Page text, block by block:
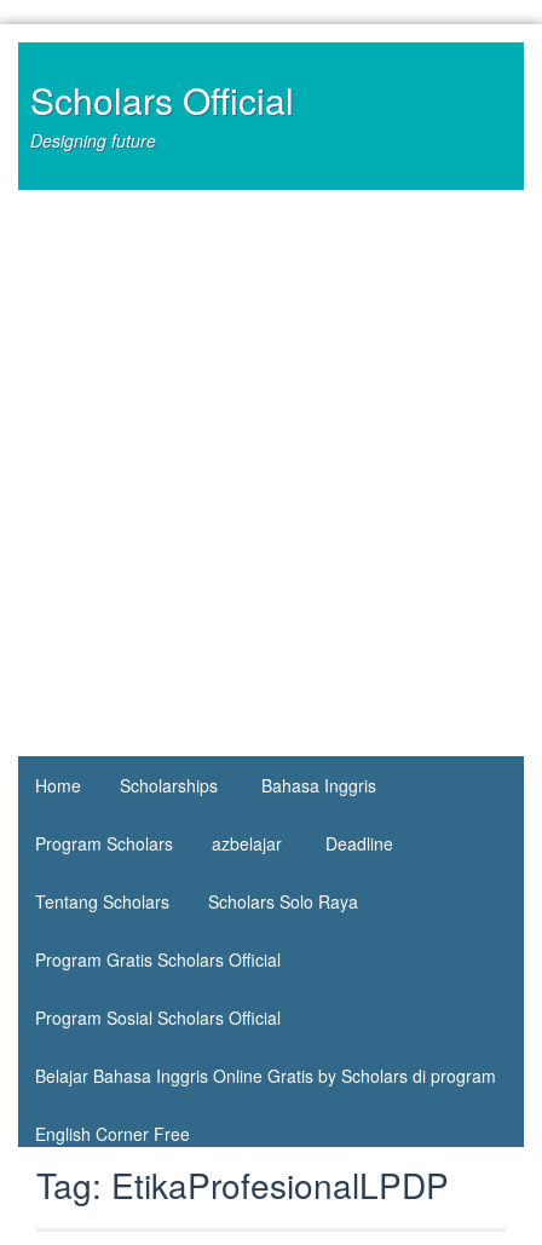
contentScholars Official
Designing future
Home Scholarships Bahasa Inggris
Program Scholars azbelajar Deadline
Tentang Scholars Scholars Solo Raya
Program Gratis Scholars Official
Program Sosial Scholars Official
Belajar Bahasa Inggris Online Gratis by Scholars di program
English Corner Free
Tag: EtikaProfesionalLPDP